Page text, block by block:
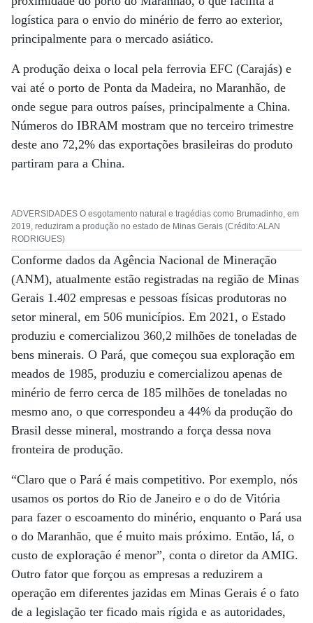
logística para o envio do minério de ferro ao exterior,
principalmente para o mercado asiático.
A produção deixa o local pela ferrovia EFC (Carajás) e
vai até o porto de Ponta da Madeira, no Maranhão, de
onde segue para outros países, principalmente a China.
Números do IBRAM mostram que no terceiro trimestre
deste ano 72,2% das exportações brasileiras do produto
partiram para a China.
ADVERSIDADES O esgotamento natural e tragédias como Brumadinho, em
2019, reduziram a produção no estado de Minas Gerais (Crédito:ALAN
RODRIGUES)
Conforme dados da Agência Nacional de Mineração
(ANM), atualmente estão registradas na região de Minas
Gerais 1.402 empresas e pessoas físicas produtoras no
setor mineral, em 506 municípios. Em 2021, o Estado
produziu e comercializou 360,2 milhões de toneladas de
bens minerais. O Pará, que começou sua exploração em
meados de 1985, produziu e comercializou apenas de
minério de ferro cerca de 185 milhões de toneladas no
mesmo ano, o que correspondeu a 44% da produção do
Brasil desse mineral, mostrando a força dessa nova
fronteira de produção.
“Claro que o Pará é mais competitivo. Por exemplo, nós
usamos os portos do Rio de Janeiro e o do de Vitória
para fazer o escoamento do minério, enquanto o Pará usa
o do Maranhão, que é muito mais próximo. Então, lá, o
custo de exploração é menor”, conta o diretor da AMIG.
Outro fator que forçou as empresas a reduzirem a
operação em diferentes jazidas em Minas Gerais é o fato
de a legislação ter ficado mais rígida e as autoridades,